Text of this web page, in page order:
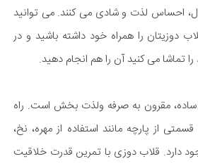
احساس لذت و شادی می کنند. می توانید
دوزیتان را همراه خود داشته باشید و در
تماشا می کنید آن را هم انجام دهید.
ساده، مقرون به صرفه ولذت بخش است. راه
از پارچه مانند استفاده از مهره، نخ،
دارد. قلاب دوزی با تمرین قدرت خلاقیت